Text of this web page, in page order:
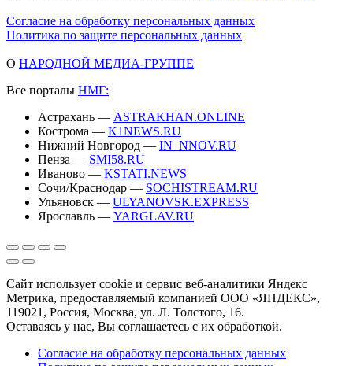
Согласие на обработку персональных данных
Политика по защите персональных данных
О НАРОДНОЙ МЕДИА-ГРУППЕ
Все порталы НМГ:
Астрахань — ASTRAKHAN.ONLINE
Кострома — K1NEWS.RU
Нижний Новгород — IN_NNOV.RU
Пенза — SMI58.RU
Иваново — KSTATI.NEWS
Сочи/Краснодар — SOCHISTREAM.RU
Ульяновск — ULYANOVSK.EXPRESS
Ярославль — YARGLAV.RU
Сайт использует cookie и сервис веб-аналитики Яндекс
Метрика, предоставляемый компанией ООО «ЯНДЕКС»,
119021, Россия, Москва, ул. Л. Толстого, 16.
Оставаясь у нас, Вы соглашаетесь с их обработкой.
Согласие на обработку персональных данных